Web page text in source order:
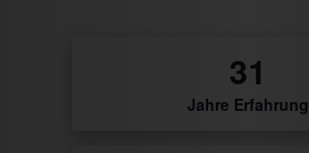
32
Jahre Erfahrung